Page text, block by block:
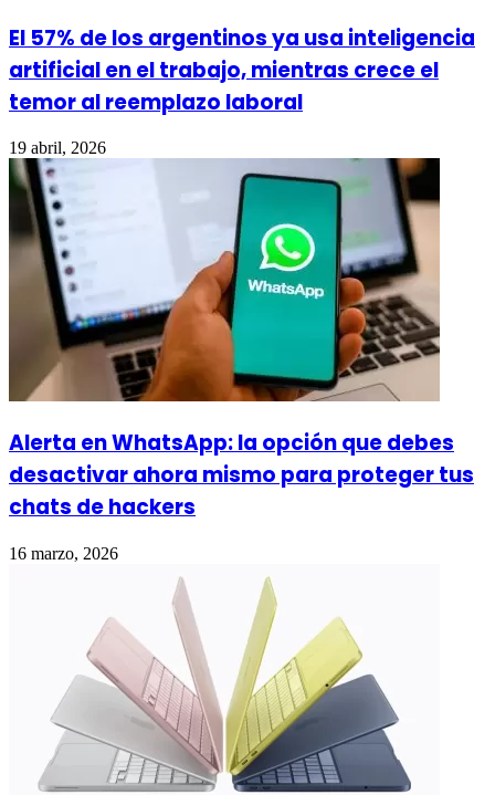
El 57% de los argentinos ya usa inteligencia
artificial en el trabajo, mientras crece el
temor al reemplazo laboral
19 abril, 2026
Alerta en WhatsApp: la opción que debes
desactivar ahora mismo para proteger tus
chats de hackers
16 marzo, 2026